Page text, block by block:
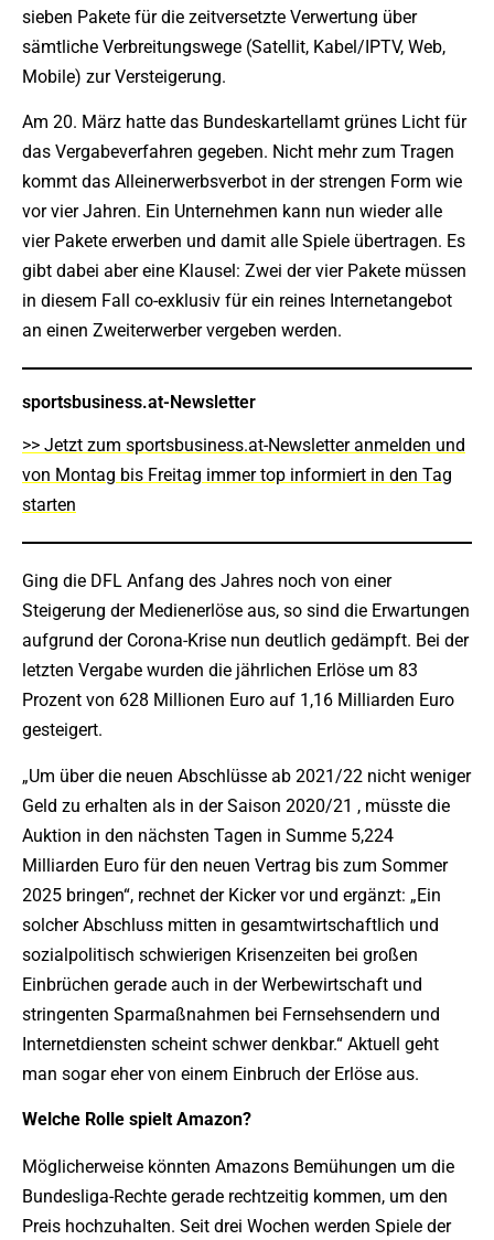
sieben Pakete für die zeitversetzte Verwertung über
sämtliche Verbreitungswege (Satellit, Kabel/IPTV, Web,
Mobile) zur Versteigerung.
Am 20. März hatte das Bundeskartellamt grünes Licht für
das Vergabeverfahren gegeben. Nicht mehr zum Tragen
kommt das Alleinerwerbsverbot in der strengen Form wie
vor vier Jahren. Ein Unternehmen kann nun wieder alle
vier Pakete erwerben und damit alle Spiele übertragen. Es
gibt dabei aber eine Klausel: Zwei der vier Pakete müssen
in diesem Fall co-exklusiv für ein reines Internetangebot
an einen Zweiterwerber vergeben werden.
sportsbusiness.at-Newsletter
>> Jetzt zum sportsbusiness.at-Newsletter anmelden und
von Montag bis Freitag immer top informiert in den Tag
starten
Ging die DFL Anfang des Jahres noch von einer
Steigerung der Medienerlöse aus, so sind die Erwartungen
aufgrund der Corona-Krise nun deutlich gedämpft. Bei der
letzten Vergabe wurden die jährlichen Erlöse um 83
Prozent von 628 Millionen Euro auf 1,16 Milliarden Euro
gesteigert.
„Um über die neuen Abschlüsse ab 2021/22 nicht weniger
Geld zu erhalten als in der Saison 2020/21 , müsste die
Auktion in den nächsten Tagen in Summe 5,224
Milliarden Euro für den neuen Vertrag bis zum Sommer
2025 bringen“, rechnet der Kicker vor und ergänzt: „Ein
solcher Abschluss mitten in gesamtwirtschaftlich und
sozialpolitisch schwierigen Krisenzeiten bei großen
Einbrüchen gerade auch in der Werbewirtschaft und
stringenten Sparmaßnahmen bei Fernsehsendern und
Internetdiensten scheint schwer denkbar.“ Aktuell geht
man sogar eher von einem Einbruch der Erlöse aus.
Welche Rolle spielt Amazon?
Möglicherweise könnten Amazons Bemühungen um die
Bundesliga-Rechte gerade rechtzeitig kommen, um den
Preis hochzuhalten. Seit drei Wochen werden Spiele der